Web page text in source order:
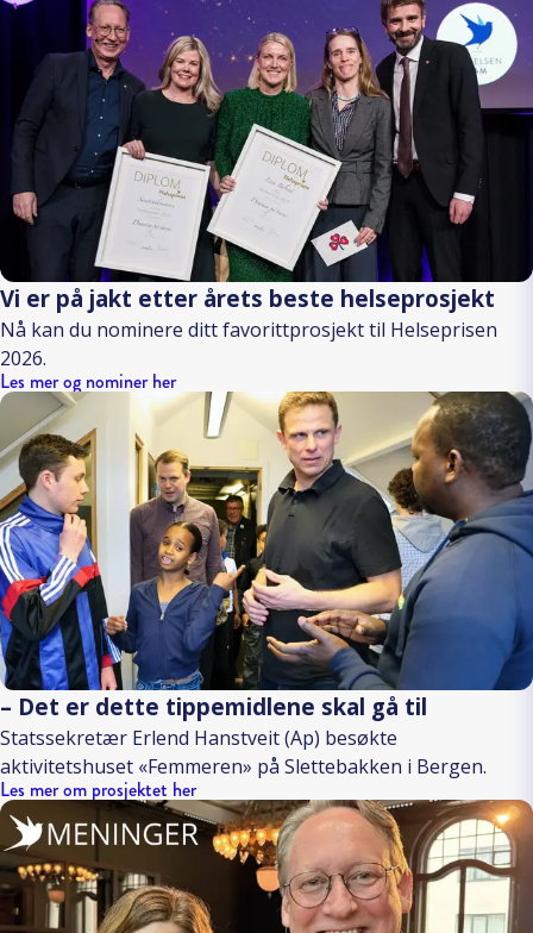
Vi er på jakt etter årets beste helseprosjekt
Nå kan du nominere ditt favorittprosjekt til Helseprisen
2026.
Les mer og nominer her
– Det er dette tippemidlene skal gå til
Statssekretær Erlend Hanstveit (Ap) besøkte
aktivitetshuset «Femmeren» på Slettebakken i Bergen.
Les mer om prosjektet her